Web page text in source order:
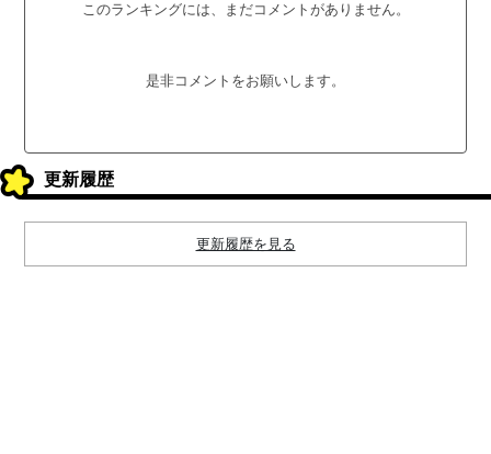
このランキングには、まだコメントがありません。
是非コメントをお願いします。
更新履歴
更新履歴を見る